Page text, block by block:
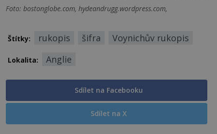
Foto: bostonglobe.com, hydeandrugg.wordpress.com,
Štítky: rukopis šifra Voynichův rukopis
Lokalita: Anglie
Sdílet na Facebooku
Sdílet na X